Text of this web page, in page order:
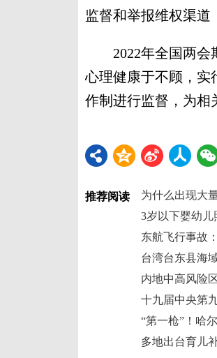
监督和举报维权渠道
2022年全国两会期
心理健康于不顾，实
作制进行监督，为相
推荐阅读
为什么出现大
3岁以下婴幼
东航飞行事故
台湾台东县海
内地中高风险
十九届中央第
“第一枪”！哈
多地出台育儿